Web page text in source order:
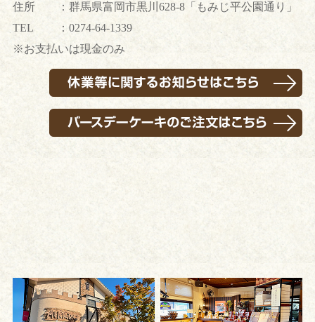
住所
： 群馬県富岡市黒川628-8「もみじ平公園通り」
TEL
： 0274-64-1339
※お支払いは現金のみ